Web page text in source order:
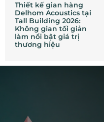
Thiết kế gian hàng
Delhom Acoustics tại
Tall Building 2026:
Không gian tối giản
làm nổi bật giá trị
thương hiệu